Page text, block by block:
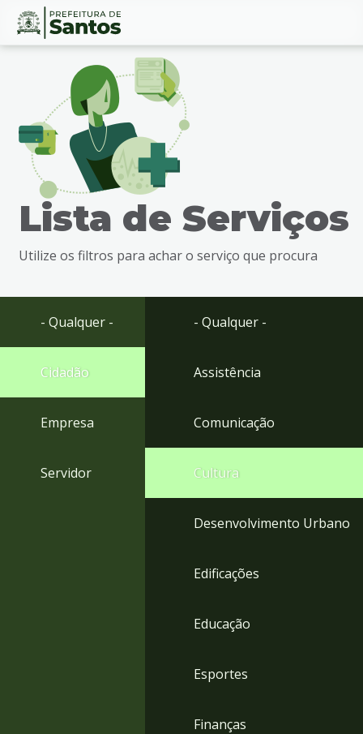
Ir
busca
Ir
rodapé
Conteúdo
Lista de Serviços
Utilize os filtros para achar o serviço que procura
- Qualquer -
Cidadão
Empresa
Servidor
- Qualquer -
Assistência
Comunicação
Cultura
Desenvolvimento Urbano
Edificações
Educação
Esportes
Finanças